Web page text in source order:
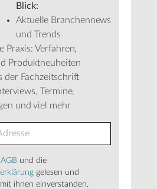
Blick:
Aktuelle Branchennews
und Trends
Praxis: Verfahren,
Produktneuheiten
der Fachzeitschrift
Termine,
und viel mehr
AGB und die
gelesen und
ihnen einverstanden.